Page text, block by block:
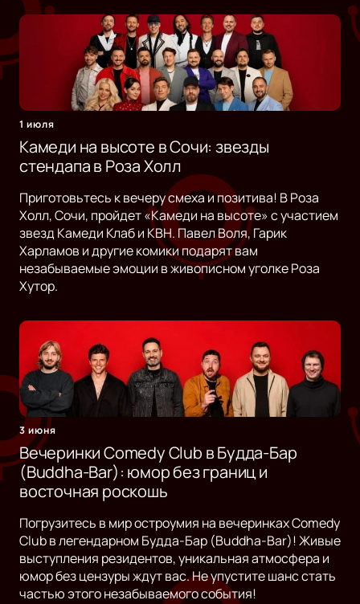
1 июля
Камеди на высоте в Сочи: звезды
стендапа в Роза Холл
Приготовьтесь к вечеру смеха и позитива! В Роза
Холл, Сочи, пройдет «Камеди на высоте» с участием
звезд Камеди Клаб и КВН. Павел Воля, Гарик
Харламов и другие комики подарят вам
незабываемые эмоции в живописном уголке Роза
Хутор.
3 июня
Вечеринки Comedy Club в Будда-Бар
(Buddha-Bar): юмор без границ и
восточная роскошь
Погрузитесь в мир остроумия на вечеринках Comedy
Club в легендарном Будда-Бар (Buddha-Bar)! Живые
выступления резидентов, уникальная атмосфера и
юмор без цензуры ждут вас. Не упустите шанс стать
частью этого незабываемого события!